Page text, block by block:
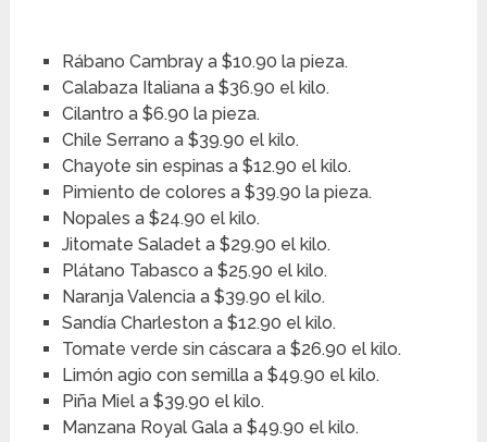
Rábano Cambray a $10.90 la pieza.
Calabaza Italiana a $36.90 el kilo.
Cilantro a $6.90 la pieza.
Chile Serrano a $39.90 el kilo.
Chayote sin espinas a $12.90 el kilo.
Pimiento de colores a $39.90 la pieza.
Nopales a $24.90 el kilo.
Jitomate Saladet a $29.90 el kilo.
Plátano Tabasco a $25.90 el kilo.
Naranja Valencia a $39.90 el kilo.
Sandía Charleston a $12.90 el kilo.
Tomate verde sin cáscara a $26.90 el kilo.
Limón agio con semilla a $49.90 el kilo.
Piña Miel a $39.90 el kilo.
Manzana Royal Gala a $49.90 el kilo.